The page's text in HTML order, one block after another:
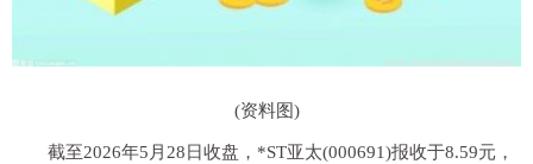
(资料图)
截至2026年5月28日收盘，*ST亚太(000691)报收于8.59元，